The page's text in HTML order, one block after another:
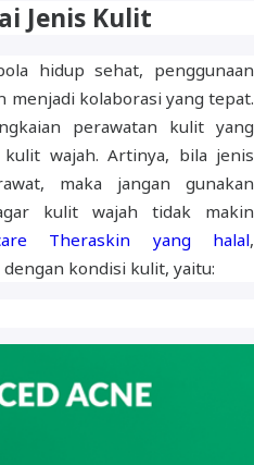
Jenis Kulit
hidup sehat, penggunaan
menjadi kolaborasi yang tepat.
perawatan kulit yang
wajah. Artinya, bila jenis
maka jangan gunakan
kulit wajah tidak makin
Theraskin yang halal,
kondisi kulit, yaitu: